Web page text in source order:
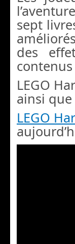
sept
des
LEGO
ainsi que
LEGO